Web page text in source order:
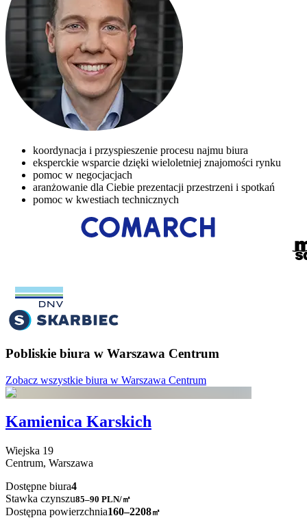
koordynacja i przyspieszenie procesu najmu biura
eksperckie wsparcie dzięki wieloletniej znajomości rynku
pomoc w negocjacjach
aranżowanie dla Ciebie prezentacji przestrzeni i spotkań
pomoc w kwestiach technicznych
Pobliskie biura w Warszawa Centrum
Zobacz wszystkie biura w Warszawa Centrum
Kamienica Karskich
Wiejska 19
Centrum, Warszawa
Dostępne biura4
Stawka czynszu85–90 PLN/㎡
Dostępna powierzchnia160–2208㎡